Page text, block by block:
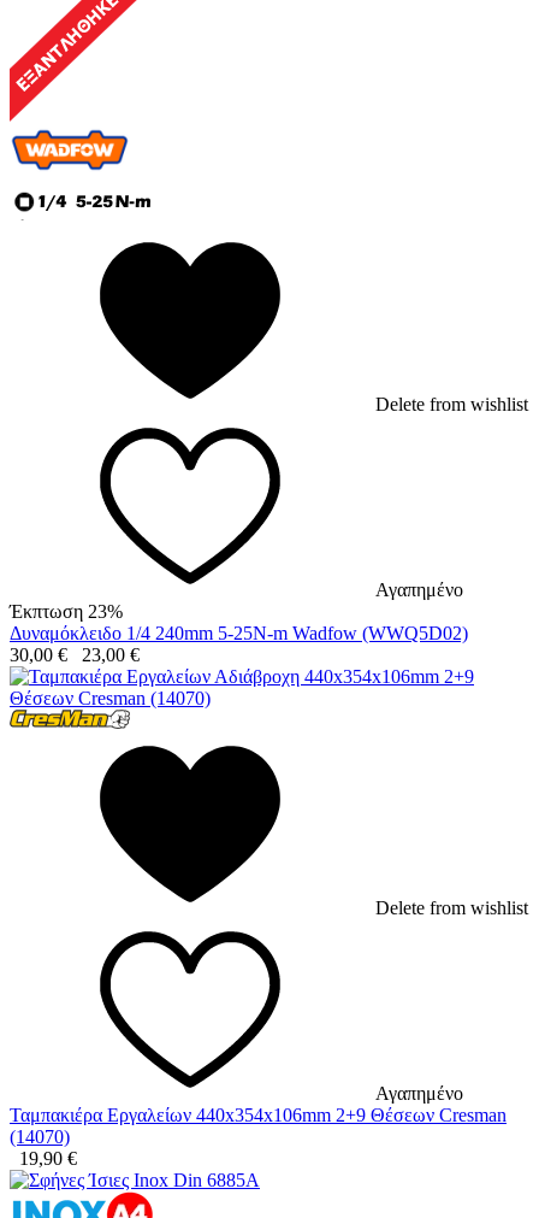
Delete from wishlist
Αγαπημένο
Έκπτωση 23%
Δυναμόκλειδο 1/4 240mm 5-25N-m Wadfow (WWQ5D02)
30,00 € 23,00 €
Delete from wishlist
Αγαπημένο
Ταμπακιέρα Εργαλείων 440x354x106mm 2+9 Θέσεων Cresman
(14070)
19,90 €